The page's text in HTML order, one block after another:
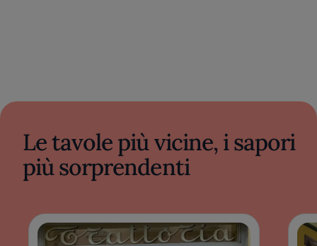
Le tavole più vicine, i sapori
più sorprendenti